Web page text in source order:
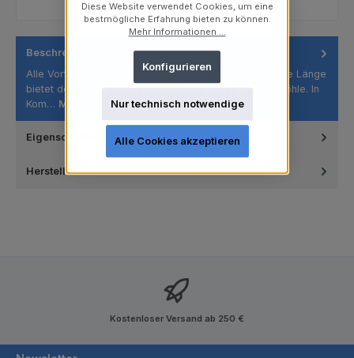
Beschreibung
Alle Vorteile unseres Standardkelchs, aber die kürzere Länge
bietet den Vorteil eines besseren Zugangs zur Mundhöhle. In
Kom… Mehr
Eigenschaften
Hersteller
Kostenloser Versand ab 250 €
Diese Website verwendet Cookies, um eine
bestmögliche Erfahrung bieten zu können.
Mehr Informationen ...
Nur technisch notwendige
Konfigurieren
Alle Cookies akzeptieren